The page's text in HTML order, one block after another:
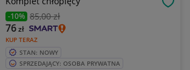
-10% 85,00 zł
KUP TERAZ
76zł
STAN: NOWY
SPRZEDAJĄCY: OSOBA PRYWATNA